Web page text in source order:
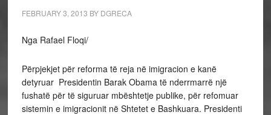
FEBRUARY 3, 2013 BY DGRECA
Nga Rafael Floqi/
Përpjekjet për reforma të reja në imigracion e kanë
detyruar Presidentin Barak Obama të nderrmarrë një
fushatë për të siguruar mbështetje publike, për refomuar
sistemin e imigracionit në Shtetet e Bashkuara. Presidenti